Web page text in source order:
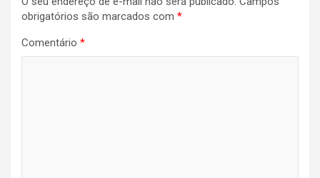
obrigatórios são marcados com *
Comentário *